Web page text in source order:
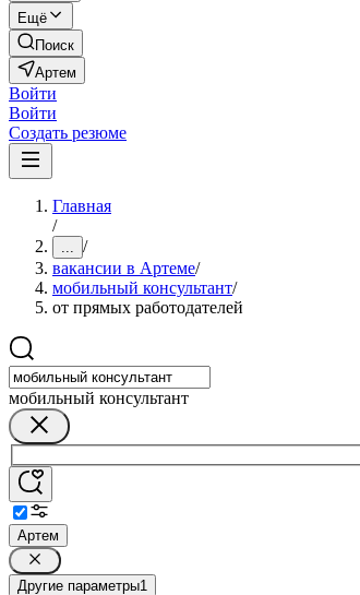
Ещё
Поиск
Артем
Войти
Войти
Создать резюме
Главная
/
... /
вакансии в Артеме/
мобильный консультант/
от прямых работодателей
мобильный консультант
Артем
Другие параметры1